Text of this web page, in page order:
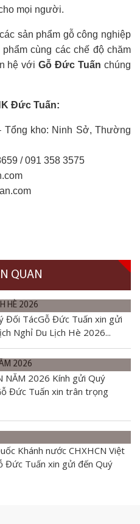
mọi người.
sản phẩm gỗ công nghiệp
cùng các chế độ chăm
hệ vớiGỗ Đức Tuấn chúng
Đức Tuấn:
Tổng kho: Ninh Sở, Thường
/091 358 3575
QUAN
Đối TácGỗ Đức Tuấn xin gửi
Nghỉ Du Lịch Hè 2026...
NĂM 2026 Kính gửi Quý
Đức Tuấn xin trân trọng
Khánh nước CHXHCN Việt
Tuấn xin gửi đến Quý